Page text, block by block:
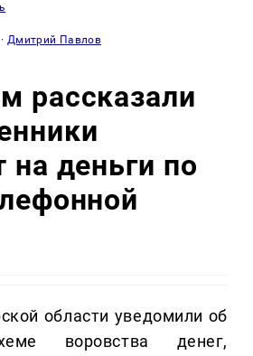
Дмитрий Павлов
рассказали
на деньги по
области уведомили об
воровства денег,